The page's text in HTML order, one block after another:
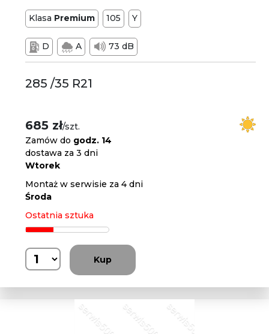
Klasa Premium 105 Y
D A 73 dB
285 /35 R21
685 zł/szt.
Zamów do godz. 14
dostawa za 3 dni
Wtorek
Montaż w serwisie za 4 dni
Środa
Ostatnia sztuka
Kup